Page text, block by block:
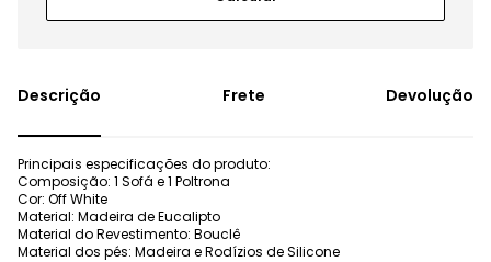
Frete Devolução
Principais especificações do produto:
Composição: 1 Sofá e 1 Poltrona
Cor: Off White
Material: Madeira de Eucalipto
Material do Revestimento: Bouclê
Material dos pés: Madeira e Rodízios de Silicone